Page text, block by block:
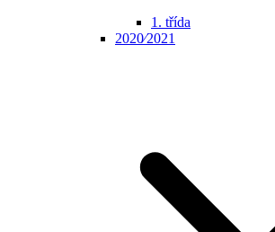
1. třída
2020⁄2021